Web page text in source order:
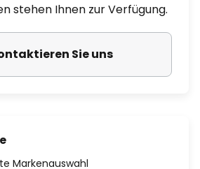
stehen Ihnen zur Verfügung.
Sie uns
Markenauswahl